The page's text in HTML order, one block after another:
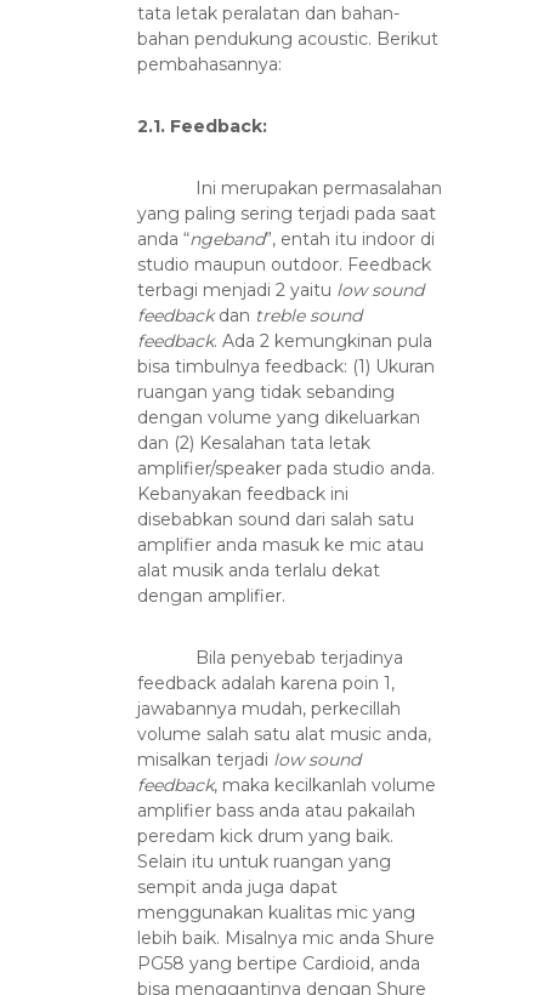
tata letak peralatan dan bahan-
bahan pendukung acoustic. Berikut
pembahasannya:
2.1. Feedback:
Ini merupakan permasalahan
yang paling sering terjadi pada saat
anda “ngeband”, entah itu indoor di
studio maupun outdoor. Feedback
terbagi menjadi 2 yaitu low sound
feedbackdan treble sound
feedback. Ada 2 kemungkinan pula
bisa timbulnya feedback: (1) Ukuran
ruangan yang tidak sebanding
dengan volume yang dikeluarkan
dan (2) Kesalahan tata letak
amplifier/speaker pada studio anda.
Kebanyakan feedback ini
disebabkan sound dari salah satu
amplifier anda masuk ke mic atau
alat musik anda terlalu dekat
dengan amplifier.
Bila penyebab terjadinya
feedback adalah karena poin 1,
jawabannya mudah, perkecillah
volume salah satu alat music anda,
misalkan terjadi low sound
feedback, maka kecilkanlah volume
amplifier bass anda atau pakailah
peredam kick drum yang baik.
Selain itu untuk ruangan yang
sempit anda juga dapat
menggunakan kualitas mic yang
lebih baik. Misalnya mic anda Shure
PG58 yang bertipe Cardioid, anda
bisa menggantinya dengan Shure